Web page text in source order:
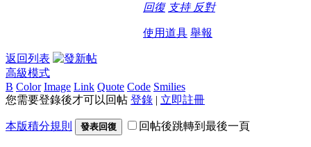
回復 支持 反對
使用道具 舉報
返回列表
高級模式
B Color Image Link Quote Code Smilies
您需要登錄後才可以回帖 登錄 | 立即註冊
本版積分規則 發表回復 回帖後跳轉到最後一頁